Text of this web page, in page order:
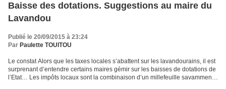
Baisse des dotations. Suggestions au maire du
Lavandou
Publié le 20/09/2015 à 23:24
Par Paulette TOUITOU
Le constat Alors que les taxes locales s’abattent sur les lavandourains, il est
surprenant d’entendre certains maires gémir sur les baisses de dotations de
l’Etat… Les impôts locaux sont la combinaison d’un millefeuille savamment